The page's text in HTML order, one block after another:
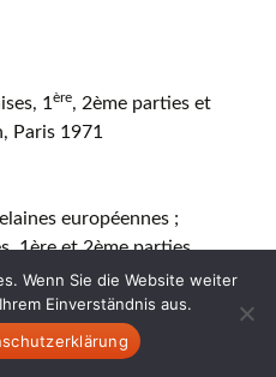
1ère, 2ème parties et
Paris 1971
européennes ;
1ère et 2ème parties,
Lexikon. Porzellan-
Wenn Sie die Website weiter
Einverständnis aus.